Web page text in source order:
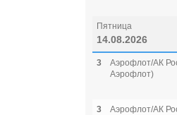
Пятница
14.08.2026
3
Аэрофлот/АК
Аэрофлот)
3
Аэрофлот/АК